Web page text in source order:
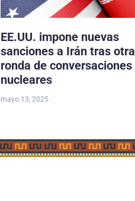
EE.UU. impone nuevas
sanciones a Irán tras otra
ronda de conversaciones
nucleares
mayo 13, 2025